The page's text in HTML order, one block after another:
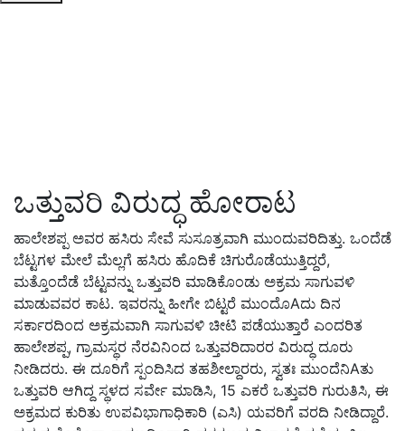
ಒತ್ತುವರಿ ವಿರುದ್ಧ ಹೋರಾಟ
ಹಾಲೇಶಪ್ಪ ಅವರ ಹಸಿರು ಸೇವೆ ಸುಸೂತ್ರವಾಗಿ ಮುಂದುವರಿದಿತ್ತು. ಒಂದೆಡೆ
ಬೆಟ್ಟಗಳ ಮೇಲೆ ಮೆಲ್ಲಗೆ ಹಸಿರು ಹೊದಿಕೆ ಚಿಗುರೊಡೆಯುತ್ತಿದ್ದರೆ,
ಮತ್ತೊಂದೆಡೆ ಬೆಟ್ಟವನ್ನು ಒತ್ತುವರಿ ಮಾಡಿಕೊಂಡು ಅಕ್ರಮ ಸಾಗುವಳಿ
ಮಾಡುವವರ ಕಾಟ. ಇವರನ್ನು ಹೀಗೇ ಬಿಟ್ಟರೆ ಮುಂದೊAದು ದಿನ
ಸರ್ಕಾರದಿಂದ ಅಕ್ರಮವಾಗಿ ಸಾಗುವಳಿ ಚೀಟಿ ಪಡೆಯುತ್ತಾರೆ ಎಂದರಿತ
ಹಾಲೇಶಪ್ಪ, ಗ್ರಾಮಸ್ಥರ ನೆರವಿನಿಂದ ಒತ್ತುವರಿದಾರರ ವಿರುದ್ಧ ದೂರು
ನೀಡಿದರು. ಈ ದೂರಿಗೆ ಸ್ಪಂದಿಸಿದ ತಹಶೀಲ್ದಾರರು, ಸ್ವತಃ ಮುಂದೆನಿAತು
ಒತ್ತುವರಿ ಆಗಿದ್ದ ಸ್ಥಳದ ಸರ್ವೇ ಮಾಡಿಸಿ, 15 ಎಕರೆ ಒತ್ತುವರಿ ಗುರುತಿಸಿ, ಈ
ಅಕ್ರಮದ ಕುರಿತು ಉಪವಿಭಾಗಾಧಿಕಾರಿ (ಎಸಿ) ಯವರಿಗೆ ವರದಿ ನೀಡಿದ್ದಾರೆ.